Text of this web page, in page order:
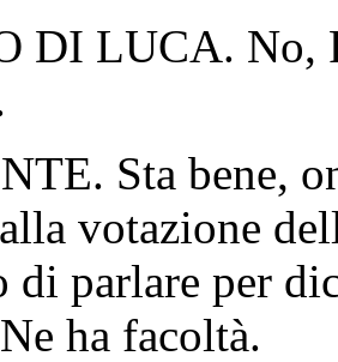
DI LUCA. No,
Sta bene,
votazione
di parlare per
ha facoltà.